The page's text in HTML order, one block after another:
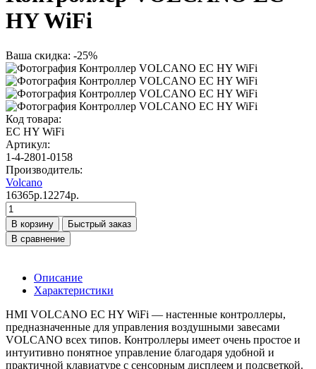
HY WiFi
Ваша скидка: -25%
Код товара:
EC HY WiFi
Артикул:
1-4-2801-0158
Производитель:
Volcano
16365р.12274р.
В корзину
Быстрый заказ
В сравнение
Описание
Характеристики
HMI VOLCANO EC HY WiFi — настенные контроллеры,
предназначенные для управления воздушными завесами
VOLCANO всех типов. Контроллеры имеет очень простое и
интуитивно понятное управление благодаря удобной и
практичной клавиатуре с сенсорным дисплеем и подсветкой.